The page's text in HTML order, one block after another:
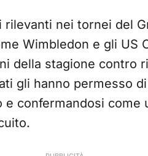
nei tornei del
Wimbledon e gli US
della stagione contro
gli hanno permesso
e confermandosi come